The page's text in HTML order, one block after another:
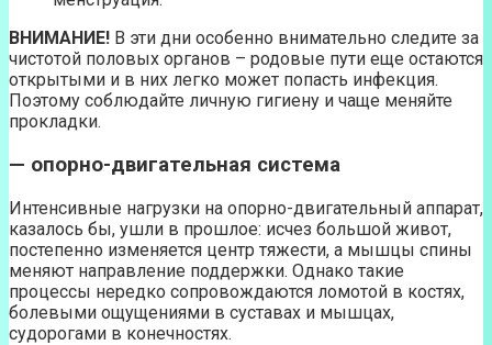
ВНИМАНИЕ! В эти дни особенно внимательно следите за
чистотой половых органов – родовые пути еще остаются
открытыми и в них легко может попасть инфекция.
Поэтому соблюдайте личную гигиену и чаще меняйте
прокладки.
— опорно-двигательная система
Интенсивные нагрузки на опорно-двигательный аппарат,
казалось бы, ушли в прошлое: исчез большой живот,
постепенно изменяется центр тяжести, а мышцы спины
меняют направление поддержки. Однако такие
процессы нередко сопровождаются ломотой в костях,
болевыми ощущениями в суставах и мышцах,
судорогами в конечностях.